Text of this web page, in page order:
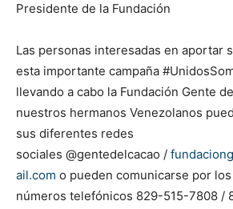
Presidente de la Fundación
Las personas interesadas en aportar
esta importante campaña
llevando a cabo la Fundación Gente
nuestros hermanos Venezolanos
sus diferentes redes
sociales @gentedelcacao /
ail.com o pueden comunicarse por
números telefónicos 829-515-7808 /